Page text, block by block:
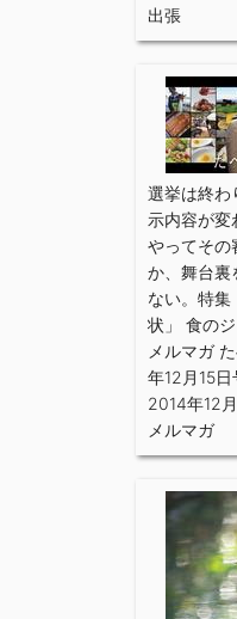
出張
選挙は終わ
示内容が変
やってその
か、舞台裏
ない。特集
状」 食の
メルマガ
年12月15日
2014年12
メルマガ